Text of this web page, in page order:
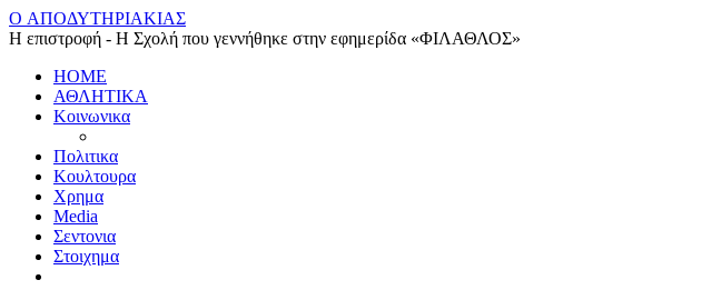
O ΑΠΟΔΥΤΗΡΙΑΚΙΑΣ
Η επιστροφή - Η Σχολή που γεννήθηκε στην εφημερίδα «ΦΙΛΑΘΛΟΣ»
HOME
ΑΘΛΗΤΙΚΑ
Κοινωνικα
Πολιτικα
Κουλτουρα
Χρημα
Media
Σεντονια
Στοιχημα